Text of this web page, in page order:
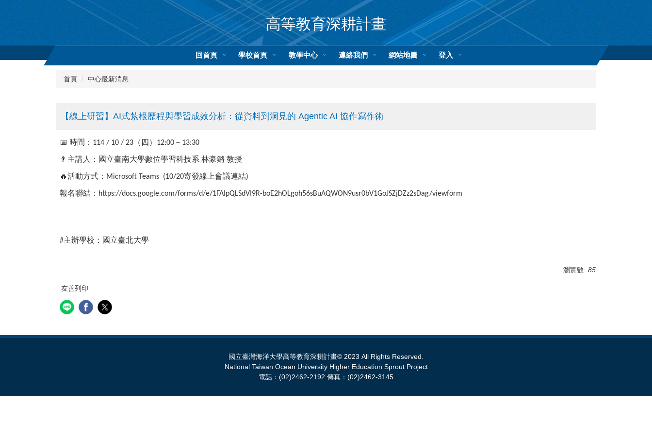
內
高等教育深耕計畫
回首頁 學校首頁 教學中心 連絡我們 網站地圖 登入
首頁 中心最新消息
【線上研習】AI式紮根歷程與學習成效分析：從資料到洞見的 Agentic AI 協作寫作術
📅 時間： 114 / 10 / 23 （四） 12:00 － 13:30
👨 主講人：國立臺南大學數位學習科技系 林豪鏘 教授
🔥活動方式： Microsoft Teams (10/20寄發線上會議連結)
報名聯結： https://docs.google.com/forms/d/e/1FAIpQLSdVI9R-boE2hOLgoh56sBuAQWON9usr0bV1GoJSZjDZz2sDag/viewform
#主辦學校：國立臺北大學
瀏覽數: 85
友善列印
國立臺灣海洋大學高等教育深耕計畫© 2023 All Rights Reserved.
National Taiwan Ocean University Higher Education Sprout Project
電話：(02)2462-2192 傳真：(02)2462-3145